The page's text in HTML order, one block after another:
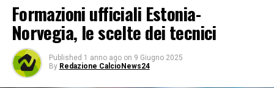
Formazioni ufficiali Estonia-
Norvegia, le scelte dei tecnici
Published 1 anno ago on 9 Giugno 2025
By Redazione CalcioNews24